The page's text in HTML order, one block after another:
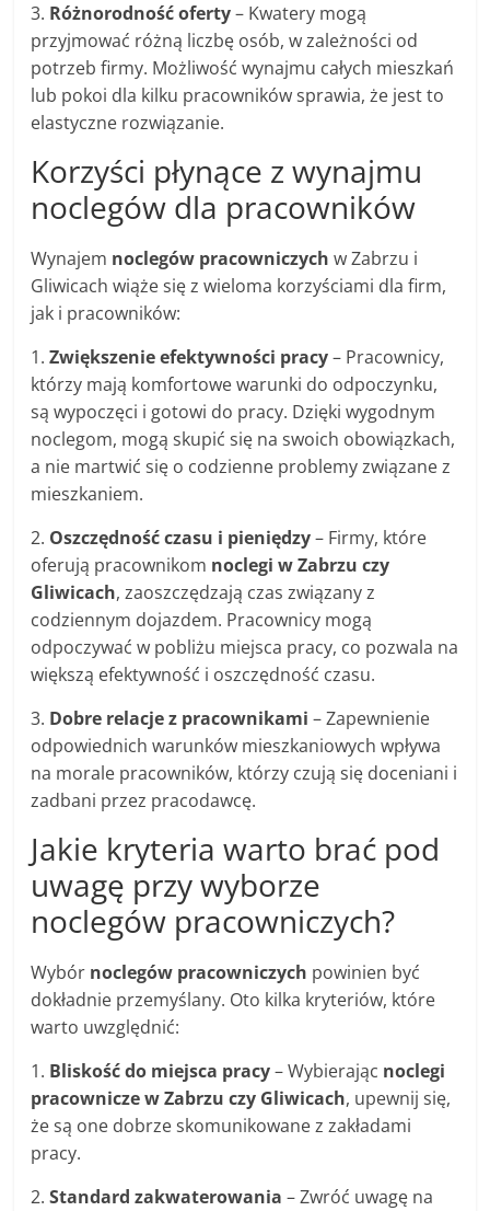
3. Różnorodność oferty– Kwatery mogą
przyjmować różną liczbę osób, w zależności od
potrzeb firmy. Możliwość wynajmu całych mieszkań
lub pokoi dla kilku pracowników sprawia, że jest to
elastyczne rozwiązanie.
Korzyści płynące z wynajmu
noclegów dla pracowników
Wynajem noclegów pracowniczych w Zabrzu i
Gliwicach wiąże się z wieloma korzyściami dla firm,
jak i pracowników:
1.Zwiększenie efektywności pracy– Pracownicy,
którzy mają komfortowe warunki do odpoczynku,
są wypoczęci i gotowi do pracy. Dzięki wygodnym
noclegom, mogą skupić się na swoich obowiązkach,
a nie martwić się o codzienne problemy związane z
mieszkaniem.
2. Oszczędność czasu i pieniędzy– Firmy, które
oferują pracownikom noclegi w Zabrzu czy
Gliwicach, zaoszczędzają czas związany z
codziennym dojazdem. Pracownicy mogą
odpoczywać w pobliżu miejsca pracy, co pozwala na
większą efektywność i oszczędność czasu.
3. Dobre relacje z pracownikami – Zapewnienie
odpowiednich warunków mieszkaniowych wpływa
na morale pracowników, którzy czują się doceniani i
zadbani przez pracodawcę.
Jakie kryteria warto brać pod
uwagę przy wyborze
noclegów pracowniczych?
Wybór noclegów pracowniczych powinien być
dokładnie przemyślany. Oto kilka kryteriów, które
warto uwzględnić:
1. Bliskość do miejsca pracy– Wybierając noclegi
pracownicze w Zabrzu czy Gliwicach, upewnij się,
że są one dobrze skomunikowane z zakładami
pracy.
2.Standard zakwaterowania – Zwróć uwagę na